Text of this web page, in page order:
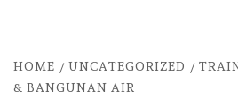
HOME UNCATEGORIZED
& BANGUNAN AIR